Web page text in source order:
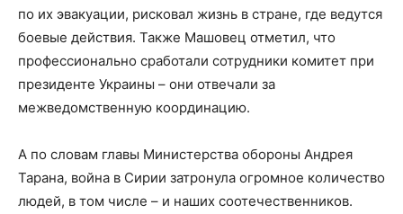
по их эвакуации, рисковал жизнь в стране, где ведутся
боевые действия. Также Машовец отметил, что
профессионально сработали сотрудники комитет при
президенте Украины – они отвечали за
межведомственную координацию.
А по словам главы Министерства обороны Андрея
Тарана, война в Сирии затронула огромное количество
людей, в том числе – и наших соотечественников.